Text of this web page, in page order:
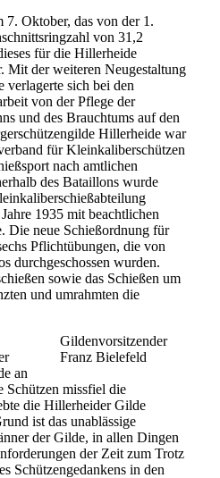
7. Oktober, das von der 1.
von 31,2
für die Hillerheide
Mit der weiteren Neugestaltung
verlagerte sich bei den
von der Pflege der
und des Brauchtums auf den
Hillerheide war
für Kleinkaliberschützen
nach amtlichen
des Bataillons wurde
1935 mit beachtlichen
Die neue Schießordnung für
Pflichtübungen, die von
durchgeschossen wurden.
sowie das Schießen um
und umrahmten die
Gildenvorsitzender
Franz Bielefeld
an
Schützen missfiel die
die Hillerheider Gilde
ist das unablässige
der Gilde, in allen Dingen
der Zeit zum Trotz
Schützengedankens in den